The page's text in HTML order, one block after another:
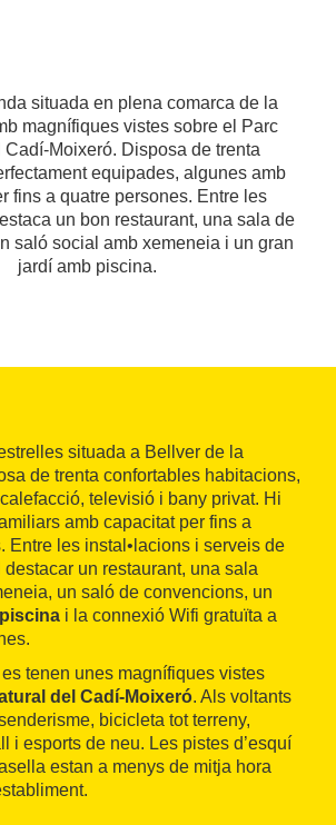
situada en plena comarca de la
magnífiques vistes sobre el Parc
Cadí-Moixeró. Disposa de trenta
equipades, algunes amb
fins a quatre persones. Entre les
un bon restaurant, una sala de
saló social amb xemeneia i un gran
jardí amb piscina.
situada a Bellver de la
de trenta confortables habitacions,
televisió i bany privat. Hi
amb capacitat per fins a
Entre les instal•lacions i serveis de
destacar un restaurant, una sala
un saló de convencions, un
i la connexió Wifi gratuïta a
tenen unes magnífiques vistes
del Cadí-Moixeró. Als voltants
bicicleta tot terreny,
i esports de neu. Les pistes d’esquí
estan a menys de mitja hora